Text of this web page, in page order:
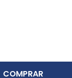
COMPRAR